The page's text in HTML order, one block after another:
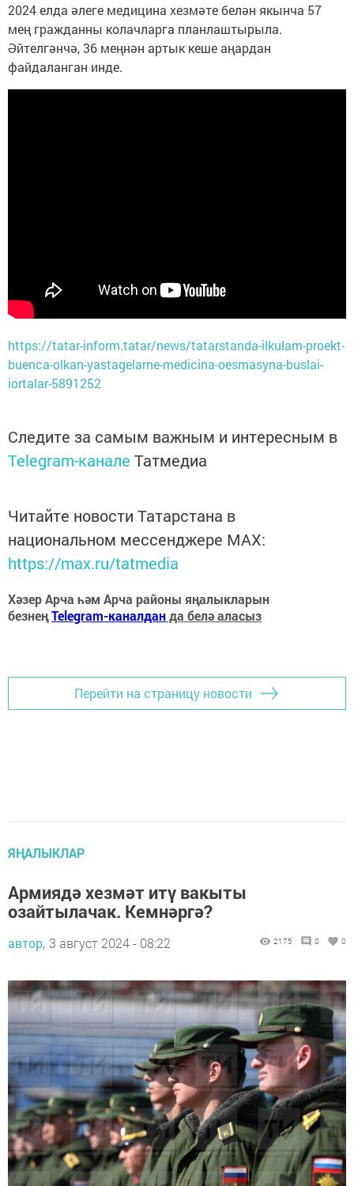
2024 елда әлеге медицина хезмәте белән якынча 57
мең гражданны колачларга планлаштырыла.
Әйтелгәнчә, 36 меңнән артык кеше аңардан
файдаланган инде.
https://tatar-inform.tatar/news/tatarstanda-ilkulam-proekt-
buenca-olkan-yastagelarne-medicina-oesmasyna-buslai-
iortalar-5891252
Следите за самым важным и интересным в
Telegram-канале Татмедиа
Читайте новости Татарстана в
национальном мессенджере MАХ:
https://max.ru/tatmedia
Хәзер Арча һәм Арча районы яңалыкларын
безнеңTelegram-каналданда белә аласыз
Перейти на страницу новости
ЯҢАЛЫКЛАР
Армиядә хезмәт итү вакыты
озайтылачак. Кемнәргә?
автор, 3 август 2024 - 08:22 2175 0 0